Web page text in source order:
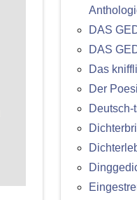
DAS
DAS
Das
Der